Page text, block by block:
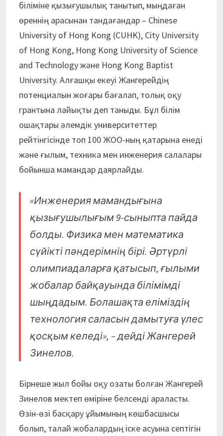
біліміне қызығушылық танытып, мыңдаған
өреннің арасынан тандағандар – Chinese
University of Hong Kong (CUHK), City University
of Hong Kong, Hong Kong University of Science
and Technology және Hong Kong Baptist
University. Алғашқы екеуі Жангерейдің
потенциалын жоғары бағалап, толық оқу
грантына лайықты деп таныды. Бұл білім
ошақтары әлемдік университеттер
рейтінгісінде топ 100 ЖОО-ның қатарына енеді
және ғылым, техника мен инженерия салалары
бойынша мамандар даярлайды.
«Инженерия мамандығына
қызығушылығым 9-сыныпта пайда
болды. Физика мен математика
сүйікті пәндерімнің бірі. Әртүрлі
олимпиадаларға қатысып, ғылыми
жобалар байқауында білімімді
шыңдадым. Болашақта еліміздің
технология саласын дамытуға үлес
қосқым келеді», – дейді Жангерей
Зинелов.
Бірнеше жыл бойы оқу озаты болған Жангерей
Зинелов мектеп өміріне белсенді араласты.
Өзін-өзі басқару ұйымының көшбасшысы
болып, талай жобалардың іске асуына септігін